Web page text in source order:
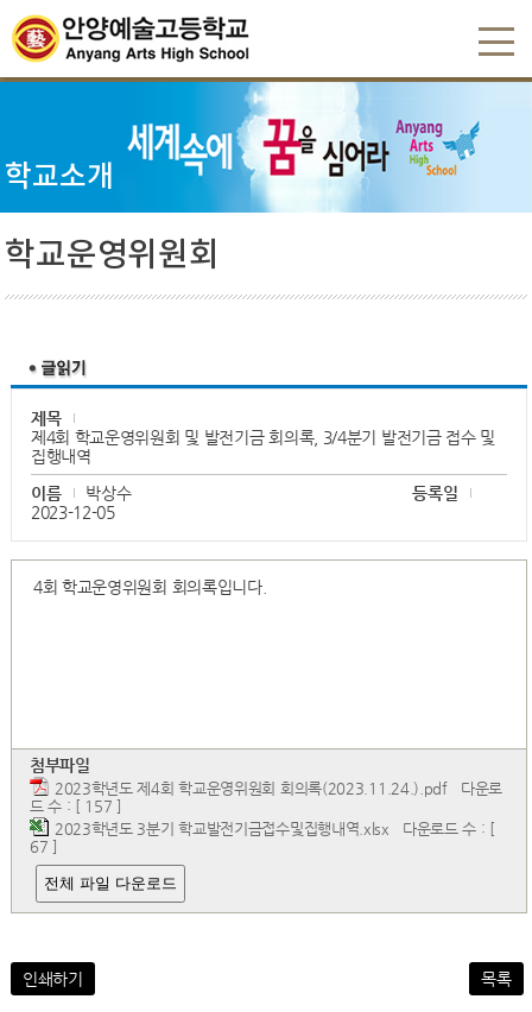
학교소개
학교운영위원회
제목
제4회 학교운영위원회 및 발전기금 회의록, 3/4분기 발전기금 접수 및
집행내역
이름
박상수
등록일
2023-12-05
4회 학교운영위원회 회의록입니다.
첨부파일
2023학년도 제4회 학교운영위원회 회의록(2023.11.24.).pdf다운로
드 수 : [ 157 ]
2023학년도 3분기 학교발전기금접수및집행내역.xlsx 다운로드 수 : [
67 ]
전체 파일 다운로드
인쇄하기 목록